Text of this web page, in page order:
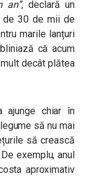
an”, declară un
de 30 de mii de
marile lanțuri
că acum
decât plătea
ajunge chiar în
să nu mai
să crească
exemplu, anul
aproximativ